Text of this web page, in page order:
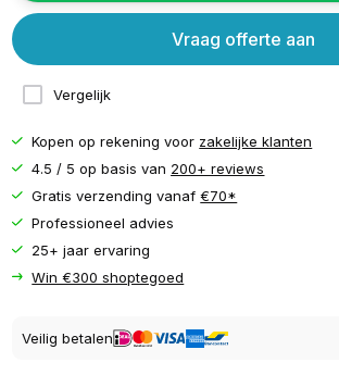
Vergelijk
Vraag offerte aan
Kopen op rekening voor zakelijke klanten
4.5 / 5 op basis van 200+ reviews
Gratis verzending vanaf€70*
Professioneel advies
25+ jaar ervaring
Win €300 shoptegoed
Veilig betalen